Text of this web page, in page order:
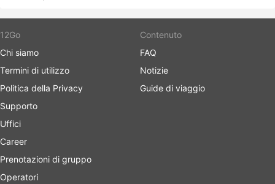
12Go
Chi siamo
Termini di utilizzo
Politica della Privacy
Supporto
Uffici
Career
Prenotazioni di gruppo
Operatori
Contenuto
FAQ
Notizie
Guide di viaggio